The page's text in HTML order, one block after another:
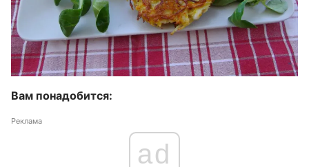
Вам понадобится:
Реклама
ad